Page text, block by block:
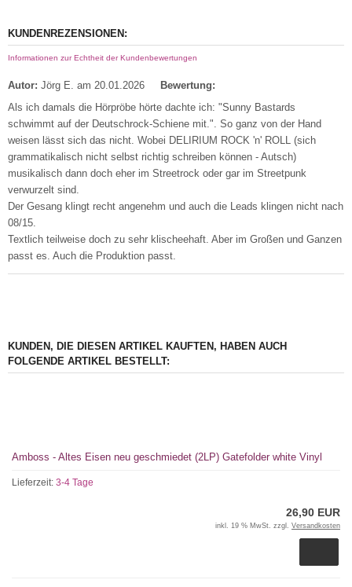
KUNDENREZENSIONEN:
Informationen zur Echtheit der Kundenbewertungen
Autor: Jörg E. am 20.01.2026
Bewertung:
Als ich damals die Hörpröbe hörte dachte ich: "Sunny Bastards
schwimmt auf der Deutschrock-Schiene mit.". So ganz von der Hand
weisen lässt sich das nicht. Wobei DELIRIUM ROCK 'n' ROLL (sich
grammatikalisch nicht selbst richtig schreiben können - Autsch)
musikalisch dann doch eher im Streetrock oder gar im Streetpunk
verwurzelt sind.
Der Gesang klingt recht angenehm und auch die Leads klingen nicht nach
08/15.
Textlich teilweise doch zu sehr klischeehaft. Aber im Großen und Ganzen
passt es. Auch die Produktion passt.
KUNDEN, DIE DIESEN ARTIKEL KAUFTEN, HABEN AUCH
FOLGENDE ARTIKEL BESTELLT:
Amboss - Altes Eisen neu geschmiedet (2LP) Gatefolder white Vinyl
Lieferzeit: 3-4 Tage
26,90 EUR
inkl. 19 % MwSt. zzgl. Versandkosten